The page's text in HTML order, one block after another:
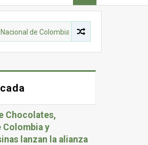
Colombia y comunidades campesinas
Chocolates,
Colombia y
lanzan la alianza